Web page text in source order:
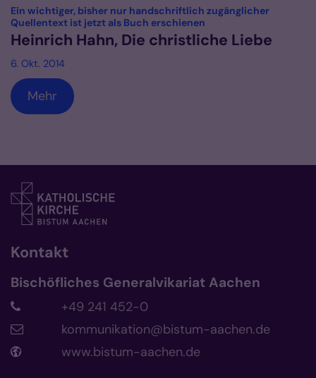
Ein wichtiger, bisher nur handschriftlich zugänglicher
Quellentext ist jetzt als Buch erschienen
Heinrich Hahn, Die christliche Liebe
6. Okt. 2014
Mehr
Kontakt
Bischöfliches Generalvikariat Aachen
+49 241 452-0
kommunikation@bistum-aachen.de
www.bistum-aachen.de